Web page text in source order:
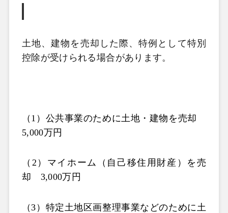
土地、建物を売却した際、特例として特別
控除が受けられる場合があります。
（1）公共事業のために土地・建物を売却
5,000万円
（2）マイホーム（自己移住用財産）を売
却　3,000万円
（3）特定土地区画整理事業などのために土